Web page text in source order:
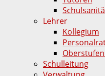
Lehrer
Kollegium
Schulleitung